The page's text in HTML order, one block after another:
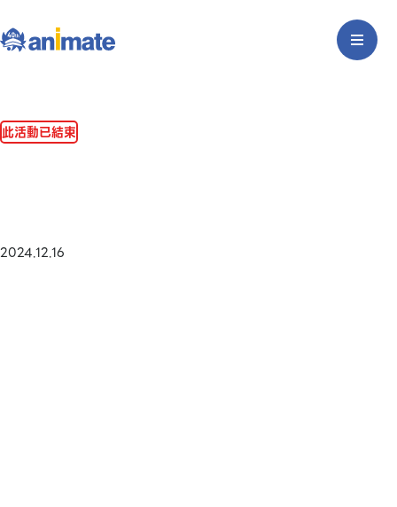
此活動已結束
2024.12.16